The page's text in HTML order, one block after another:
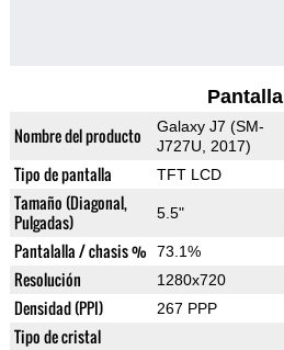
Pantalla
Nombre del producto
Galaxy J7 (SM-
J727U, 2017)
Tipo de pantalla TFT LCD
Tamaño (Diagonal,
Pulgadas)
5.5"
Pantalalla / chasis % 73.1%
Resolución 1280x720
Densidad (PPI) 267 PPP
Tipo de cristal